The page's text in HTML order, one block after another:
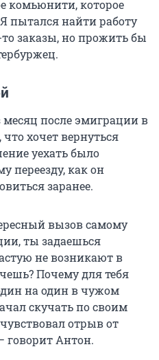
комьюнити, которое
пытался найти работу
заказы, но прожить бы
после эмиграции в
хочет вернуться
уехать было
переезду, как он
заранее.
вызов самому
ты задаешься
не возникают в
Почему для тебя
на один в чужом
скучать по своим
отрыв от
Антон.